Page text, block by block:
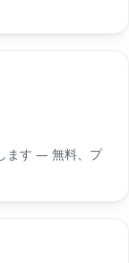
ます — 無料、プ